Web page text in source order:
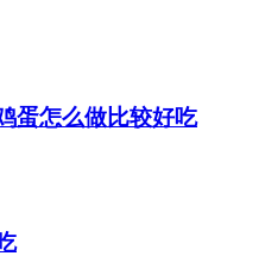
蛋怎么做比较好吃